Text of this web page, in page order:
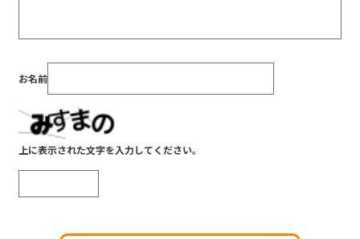
お名前
上に表示された文字を入力してください。